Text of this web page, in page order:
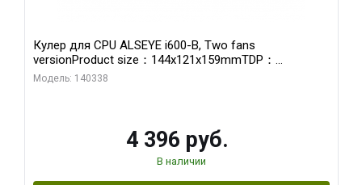
Кулер для CPU ALSEYE i600-B, Two fans
versionProduct size：144x121x159mmTDP：
270WSoldering technology CD textureApplication:Intel：
Модель: 140338
4 396 руб.
В наличии